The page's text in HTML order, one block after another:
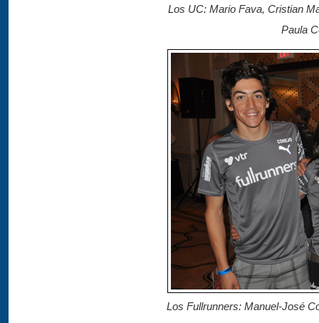
Los UC: Mario Fava, Cristian
Paula
Los Fullrunners: Manuel-José